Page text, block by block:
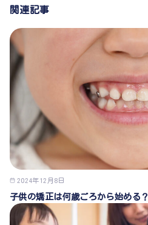
関連記事
2024年12月8日
子供の矯正は何歳ごろから始める？